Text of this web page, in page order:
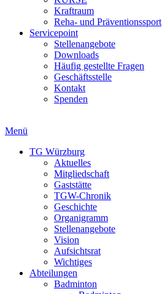
Kraftraum
Reha- und Präventionssport
Servicepoint
Stellenangebote
Downloads
Häufig gestellte Fragen
Geschäftsstelle
Kontakt
Spenden
Menü
TG Würzburg
Aktuelles
Mitgliedschaft
Gaststätte
TGW-Chronik
Geschichte
Organigramm
Stellenangebote
Vision
Aufsichtsrat
Wichtiges
Abteilungen
Badminton